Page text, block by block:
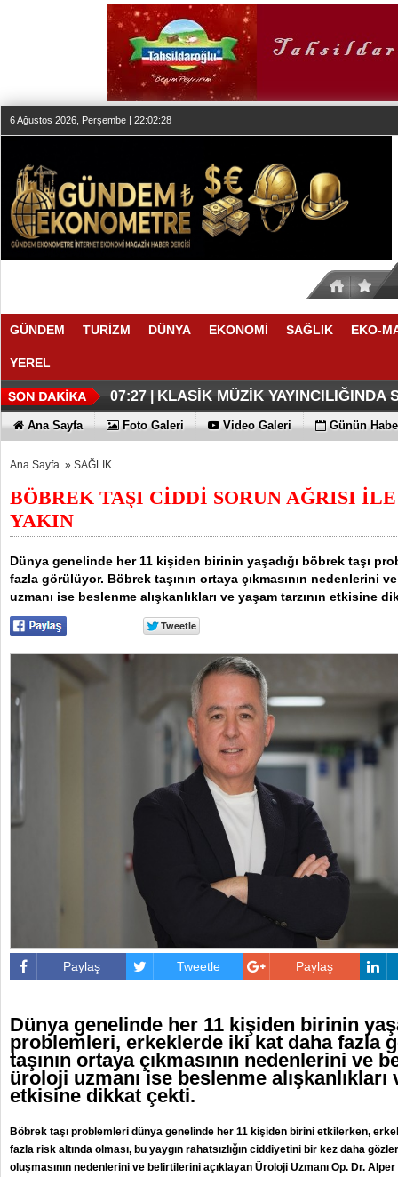
6 Ağustos 2026, Perşembe | 22:02:28
GÜNDEM TURİZM DÜNYA EKONOMİ SAĞLIK EKO-
YEREL
20:24 |SESİN HAFIZASI ANKARA'DA
20:19 |FAIRMONT QUASAR
07:27 | KLASİK MÜZİK YAYINCILIĞINDA
07:17 |DÜZENLEMEYİ
07:12 |ERKEN TEŞHİS FITIKTA DA
06:33 |KAYIP RAKAMLARI BİLE
06:28 |EN İYİLER DEĞİL EN UYGUNLAR
06:23 |KOÇ GİBİ YATIRIM YAPTILAR
06:17 |DÖRT ŞİRKET DAHA!!!
06:13 |FUJİTSU'DAN YENİ RENK
Ana Sayfa Foto Galeri Video Galeri Günün
Ana Sayfa » SAĞLIK
BÖBREK TAŞI CİDDİ SORUN AĞRISI
YAKIN
Dünya genelinde her 11 kişiden birinin yaşadığı böbrek taşı
fazla görülüyor. Böbrek taşının ortaya çıkmasının nedenlerini
uzmanı ise beslenme alışkanlıkları ve yaşam tarzının etkisine
Paylaş Tweetle Paylaş
Dünya genelinde her 11 kişiden birinin
problemleri, erkeklerde iki kat daha fazla
taşının ortaya çıkmasının nedenlerini ve
üroloji uzmanı ise beslenme alışkanlıkları
etkisine dikkat çekti.
Böbrek taşı problemleri dünya genelinde her 11 kişiden birini etkilerken,
fazla risk altında olması, bu yaygın rahatsızlığın ciddiyetini bir kez daha
oluşmasının nedenlerini ve belirtilerini açıklayan Üroloji Uzmanı Op. Dr.